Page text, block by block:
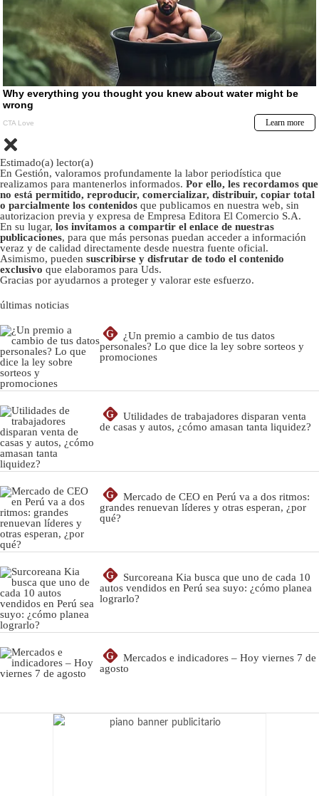
Estimado(a) lector(a)
En Gestión, valoramos profundamente la labor periodística que
realizamos para mantenerlos informados. Por ello, les recordamos que
no está permitido, reproducir, comercializar, distribuir, copiar total
o parcialmente los contenidos que publicamos en nuestra web, sin
autorizacion previa y expresa de Empresa Editora El Comercio S.A.
En su lugar, los invitamos a compartir el enlace de nuestras
publicaciones, para que más personas puedan acceder a información
veraz y de calidad directamente desde nuestra fuente oficial.
Asimismo, pueden suscribirse y disfrutar de todo el contenido
exclusivo que elaboramos para Uds.
Gracias por ayudarnos a proteger y valorar este esfuerzo.
últimas noticias
G
¿Un premio a cambio de tus datos
personales? Lo que dice la ley sobre sorteos y
promociones
G
Utilidades de trabajadores disparan venta
de casas y autos, ¿cómo amasan tanta liquidez?
G
Mercado de CEO en Perú va a dos ritmos:
grandes renuevan líderes y otras esperan, ¿por
qué?
G
Surcoreana Kia busca que uno de cada 10
autos vendidos en Perú sea suyo: ¿cómo planea
lograrlo?
G
Mercados e indicadores – Hoy viernes 7 de
agosto